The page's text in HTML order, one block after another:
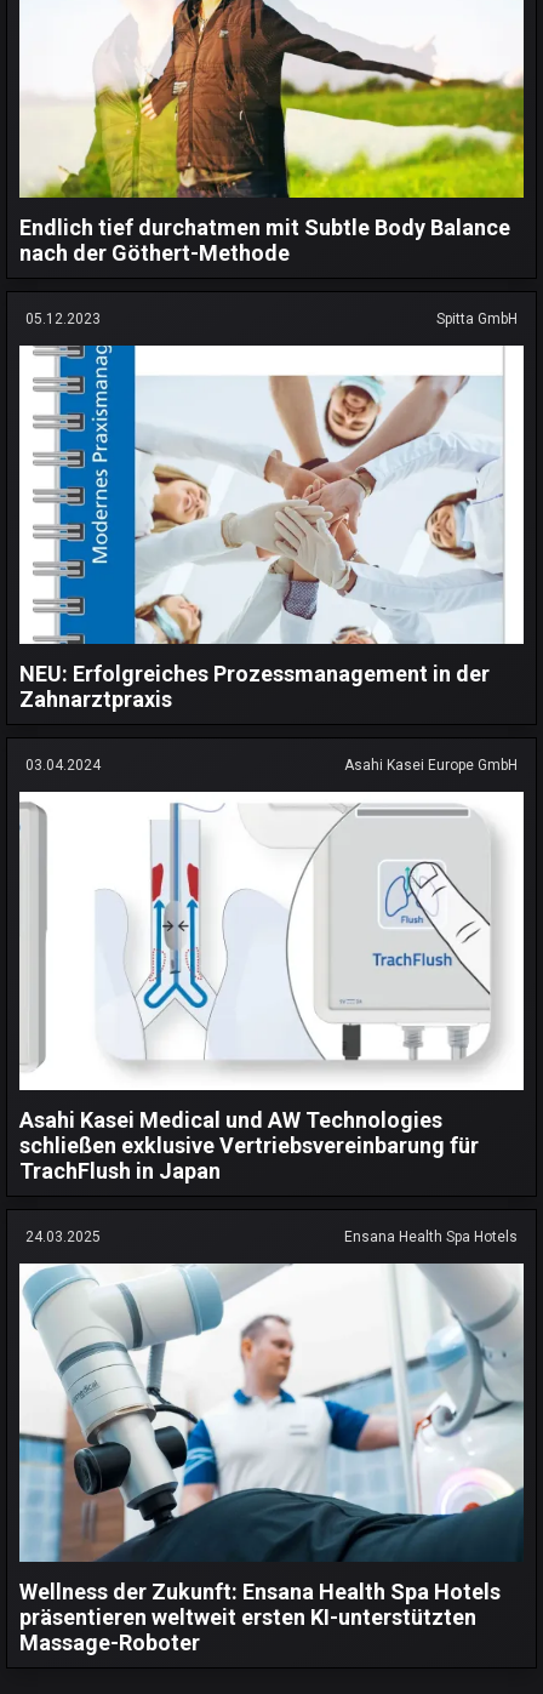
Endlich tief durchatmen mit Subtle Body Balance
nach der Göthert-Methode
05.12.2023 Spitta GmbH
NEU: Erfolgreiches Prozessmanagement in der
Zahnarztpraxis
03.04.2024 Asahi Kasei Europe GmbH
Asahi Kasei Medical und AW Technologies
schließen exklusive Vertriebsvereinbarung für
TrachFlush in Japan
24.03.2025 Ensana Health Spa Hotels
Wellness der Zukunft: Ensana Health Spa Hotels
präsentieren weltweit ersten KI-unterstützten
Massage-Roboter